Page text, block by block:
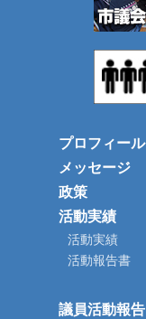
プロフィール
メッセージ
政策
活動実績
活動実績
活動報告書
議員活動報告